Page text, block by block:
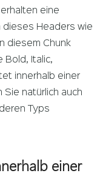
eine
dieses Headers wie
diesem Chunk
Bold, Italic,
innerhalb einer
Sie natürlich auch
Typs
einer